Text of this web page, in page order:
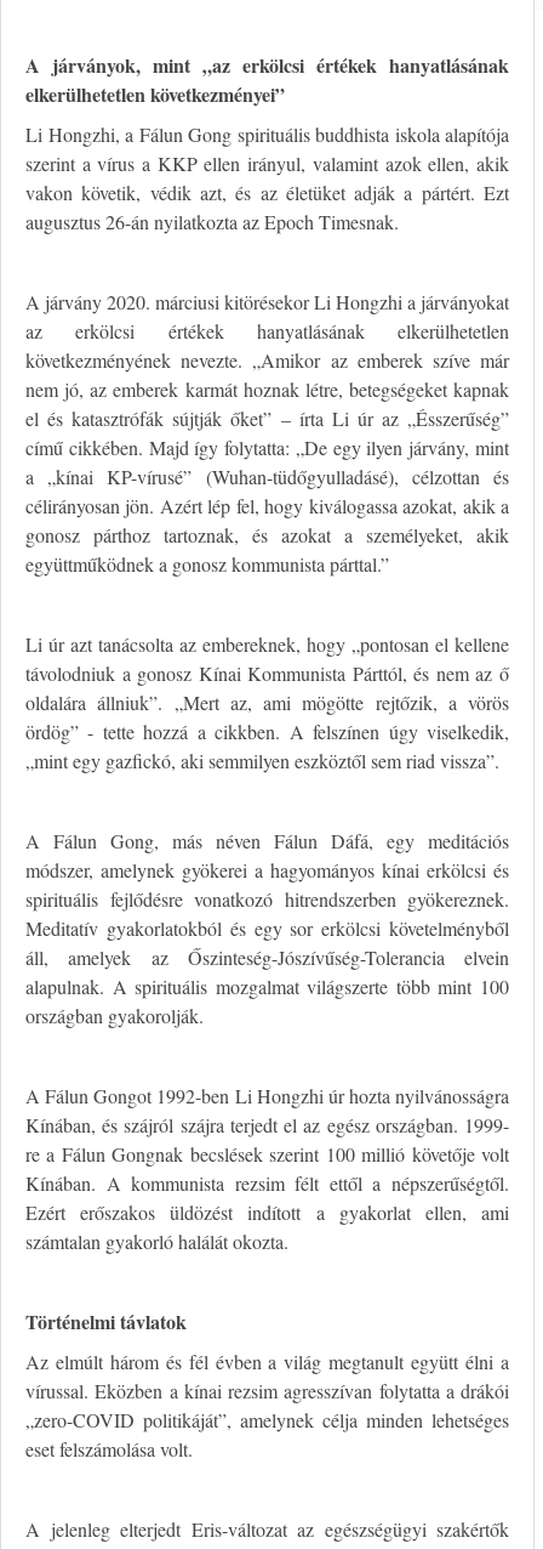
A járványok, mint „az erkölcsi értékek hanyatlásának
elkerülhetetlen következményei”
Li Hongzhi, a Fálun Gong spirituális buddhista iskola alapítója
szerint a vírus a KKP ellen irányul, valamint azok ellen, akik
vakon követik, védik azt, és az életüket adják a pártért. Ezt
augusztus 26-án nyilatkozta az Epoch Timesnak.
A járvány 2020. márciusi kitörésekor Li Hongzhi a járványokat
az erkölcsi értékek hanyatlásának elkerülhetetlen
következményének nevezte. „Amikor az emberek szíve már
nem jó, az emberek karmát hoznak létre, betegségeket kapnak
el és katasztrófák sújtják őket” – írta Li úr az „Ésszerűség”
című cikkében. Majd így folytatta: „De egy ilyen járvány, mint
a „kínai KP-vírusé” (Wuhan-tüdőgyulladásé), célzottan és
célirányosan jön. Azért lép fel, hogy kiválogassa azokat, akik a
gonosz párthoz tartoznak, és azokat a személyeket, akik
együttműködnek a gonosz kommunista párttal.”
Li úr azt tanácsolta az embereknek, hogy „pontosan el kellene
távolodniuk a gonosz Kínai Kommunista Párttól, és nem az ő
oldalára állniuk”. „Mert az, ami mögötte rejtőzik, a vörös
ördög” - tette hozzá a cikkben. A felszínen úgy viselkedik,
„mint egy gazfickó, aki semmilyen eszköztől sem riad vissza”.
A Fálun Gong, más néven Fálun Dáfá, egy meditációs
módszer, amelynek gyökerei a hagyományos kínai erkölcsi és
spirituális fejlődésre vonatkozó hitrendszerben gyökereznek.
Meditatív gyakorlatokból és egy sor erkölcsi követelményből
áll, amelyek az Őszinteség-Jószívűség-Tolerancia elvein
alapulnak. A spirituális mozgalmat világszerte több mint 100
országban gyakorolják.
A Fálun Gongot 1992-ben Li Hongzhi úr hozta nyilvánosságra
Kínában, és szájról szájra terjedt el az egész országban. 1999-
re a Fálun Gongnak becslések szerint 100 millió követője volt
Kínában. A kommunista rezsim félt ettől a népszerűségtől.
Ezért erőszakos üldözést indított a gyakorlat ellen, ami
számtalan gyakorló halálát okozta.
Történelmi távlatok
Az elmúlt három és fél évben a világ megtanult együtt élni a
vírussal. Eközben a kínai rezsim agresszívan folytatta a drákói
„zero-COVID politikáját”, amelynek célja minden lehetséges
eset felszámolása volt.
A jelenleg elterjedt Eris-változat az egészségügyi szakértők